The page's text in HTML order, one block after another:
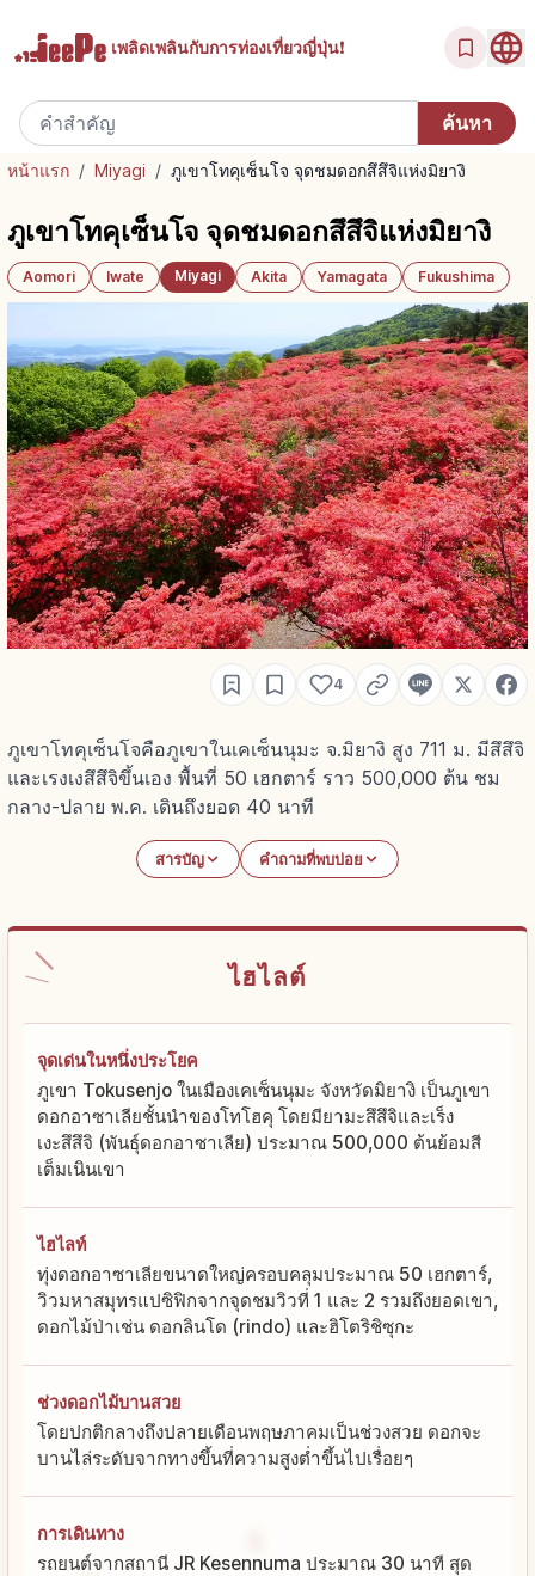
เพลิดเพลินกับการท่องเที่ยวญี่ปุ่น!
หน้าแรก / Miyagi / ภูเขาโทคุเซ็นโจ จุดชมดอกสึสึจิแห่งมิยางิ
ภูเขาโทคุเซ็นโจ จุดชมดอกสึสึจิแห่งมิยางิ
Aomori Iwate Miyagi Akita Yamagata Fukushima
4
ภูเขาโทคุเซ็นโจคือภูเขาในเคเซ็นนุมะ จ.มิยางิ สูง 711 ม. มีสึสึจิ
และเรงเงสึสึจิขึ้นเอง พื้นที่ 50 เฮกตาร์ ราว 500,000 ต้น ชม
กลาง-ปลาย พ.ค. เดินถึงยอด 40 นาที
สารบัญ คำถามที่พบบ่อย
ไฮไลต์
จุดเด่นในหนึ่งประโยค
ภูเขา Tokusenjo ในเมืองเคเซ็นนุมะ จังหวัดมิยางิ เป็นภูเขา
ดอกอาซาเลียชั้นนำของโทโฮคุ โดยมียามะสึสึจิและเร็ง
เงะสึสึจิ (พันธุ์ดอกอาซาเลีย) ประมาณ 500,000 ต้นย้อมสี
เต็มเนินเขา
ไฮไลท์
ทุ่งดอกอาซาเลียขนาดใหญ่ครอบคลุมประมาณ 50 เฮกตาร์,
วิวมหาสมุทรแปซิฟิกจากจุดชมวิวที่ 1 และ 2 รวมถึงยอดเขา,
ดอกไม้ป่าเช่น ดอกลินโด (rindo) และฮิโตริชิซุกะ
ช่วงดอกไม้บานสวย
โดยปกติกลางถึงปลายเดือนพฤษภาคมเป็นช่วงสวย ดอกจะ
บานไล่ระดับจากทางขึ้นที่ความสูงต่ำขึ้นไปเรื่อยๆ
การเดินทาง
รถยนต์จากสถานี JR Kesennuma ประมาณ 30 นาที สุด